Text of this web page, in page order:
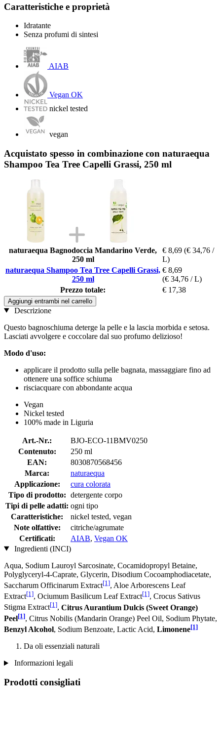
Caratteristiche e proprietà
Idratante
Senza profumi di sintesi
AIAB
Vegan OK
nickel tested
vegan
Acquistato spesso in combinazione con naturaequa
Shampoo Tea Tree Capelli Grassi, 250 ml
naturaequa Bagnodoccia Mandarino Verde,
250 ml
€ 8,69 (€ 34,76 /
L)
naturaequa Shampoo Tea Tree Capelli Grassi,
250 ml
€ 8,69
(€ 34,76 / L)
Prezzo totale:
€ 17,38
Aggiungi entrambi nel carrello
Descrizione
Questo bagnoschiuma deterge la pelle e la lascia morbida e setosa.
Lasciati avvolgere e coccolare dal suo profumo delizioso!
Modo d'uso:
applicare il prodotto sulla pelle bagnata, massaggiare fino ad
ottenere una soffice schiuma
risciacquare con abbondante acqua
Vegan
Nickel tested
100% made in Liguria
Art.-Nr.:
BJO-ECO-11BMV0250
Contenuto:
250 ml
EAN:
8030870568456
Marca:
naturaequa
Applicazione:
cura colorata
Tipo di prodotto: detergente corpo
Tipi di pelle adatti: ogni tipo
Caratteristiche:
nickel tested, vegan
Note olfattive:
citriche/agrumate
Certificati:
AIAB, Vegan OK
Ingredienti (INCI)
Aqua, Sodium Lauroyl Sarcosinate, Cocamidopropyl Betaine,
Polyglyceryl-4-Caprate, Glycerin, Disodium Cocoamphodiacetate,
Saccharum Officinarum Extract[1], Aloe Arborescens Leaf
Extract[1], Ociumum Basilicum Leaf Extract[1], Crocus Sativus
Stigma Extract[1], Citrus Aurantium Dulcis (Sweet Orange)
Peel[1], Citrus Nobilis (Mandarin Orange) Peel Oil, Sodium Phytate,
Benzyl Alcohol, Sodium Benzoate, Lactic Acid, Limonene[1]
Da oli essenziali naturali
Informazioni legali
Prodotti consigliati